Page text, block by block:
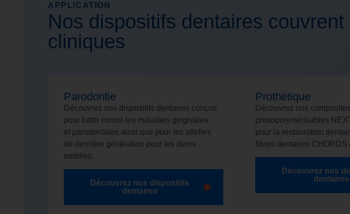
APPLICATION
Nos dispositifs dentaires
cliniques
Parodontie
Découvrez nos dispositifs dentaires conçus
pour lutter contre les maladies gingivales
et parodontales ainsi que pour les attelles
de dernière génération pour les dents
mobiles.
Découvrez nos dispositifs
dentaires
Prothétique
Découvrez nos
photopolymérisables
pour la restauration
fibres dentaires CHORDS
Découvrez nos
dentaires